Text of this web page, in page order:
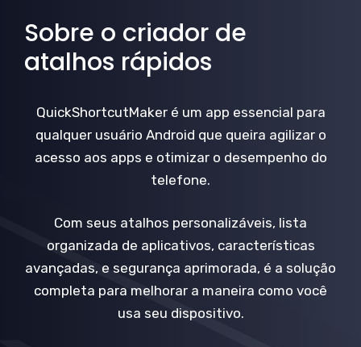
Sobre o criador de
atalhos rápidos
QuickShortcutMaker é um app essencial para
qualquer usuário Android que queira agilizar o
acesso aos apps e otimizar o desempenho do
telefone.
Com seus atalhos personalizáveis, lista
organizada de aplicativos, características
avançadas, e segurança aprimorada, é a solução
completa para melhorar a maneira como você
usa seu dispositivo.